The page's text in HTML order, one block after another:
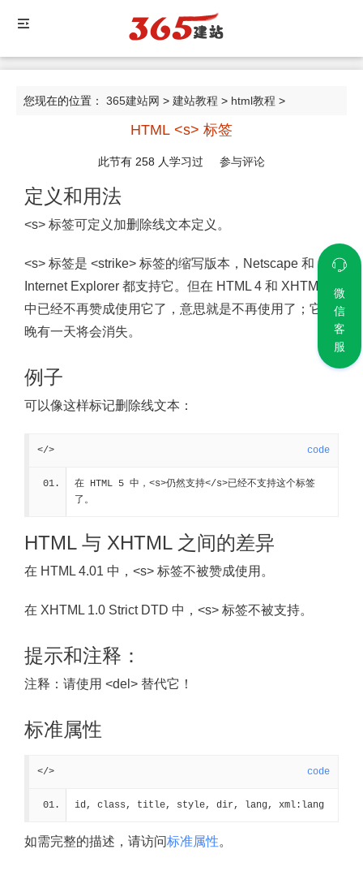
您现在的位置： 365建站网 > 建站教程 > html教程 >
HTML <s> 标签
此节有 258 人学习过 参与评论
定义和用法
<s> 标签可定义加删除线文本定义。
<s> 标签是 <strike> 标签的缩写版本，Netscape 和
Internet Explorer 都支持它。但在 HTML 4 和 XHTML
中已经不再赞成使用它了，意思就是不再使用了；它早
晚有一天将会消失。
例子
可以像这样标记删除线文本：
</> code
在 HTML 5 中，<s>仍然支持</s>已经不支持这个标签
了。
HTML 与 XHTML 之间的差异
在 HTML 4.01 中，<s> 标签不被赞成使用。
在 XHTML 1.0 Strict DTD 中，<s> 标签不被支持。
提示和注释：
注释： 请使用 <del> 替代它！
标准属性
</> code
id, class, title, style, dir, lang, xml:lang
如需完整的描述，请访问标准属性。
微
信
客
服